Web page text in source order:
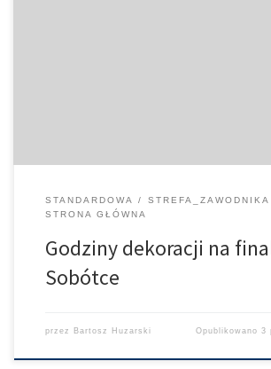
STANDARDOWA
STREFA_ZAWODNIKA
STRONA GŁÓWNA
Godziny dekoracji na
Sobótce
przez Bartosz Huzarski Opublikowano3